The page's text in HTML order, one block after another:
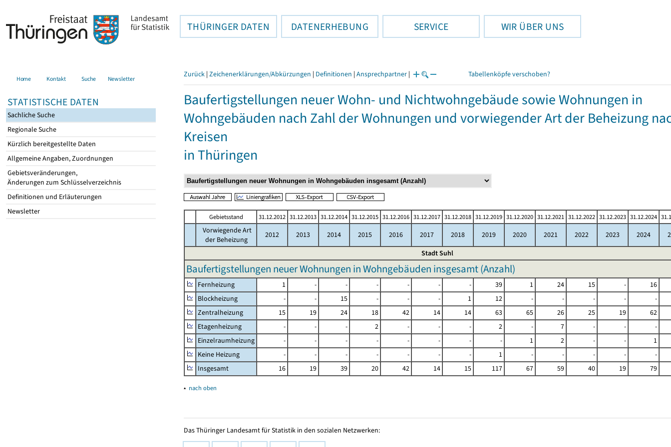
THÜRINGER DATEN DATENERHEBUNG SERVICE WIR ÜBER UNS
Home Kontakt Suche Newsletter
STATISTISCHE DATEN
Sachliche Suche
Regionale Suche
Kürzlich bereitgestellte Daten
Allgemeine Angaben, Zuordnungen
Gebietsveränderungen,
Änderungen zum Schlüsselverzeichnis
Definitionen und Erläuterungen
Newsletter
Zurück | Zeichenerklärungen/Abkürzungen | Definitionen | Ansprechpartner | Tabellenköpfe verschoben?
Baufertigstellungen neuer Wohn- und Nichtwohngebäude sowie Wohnungen in
Wohngebäuden nach Zahl der Wohnungen und vorwiegender Art der Beheizung
Kreisen
in Thüringen
Gebietsstand 31.12.2012 31.12.2013 31.12.2014 31.12.2015 31.12.2016 31.12.2017 31.12.2018 31.12.2019 31.12.2020 31.12.2021 31.12.2022 31.12.2023 31.12.2024
Vorwiegende Art
der Beheizung
2012 2013 2014 2015 2016 2017 2018 2019 2020 2021 2022 2023 2024
Stadt Suhl
Baufertigstellungen neuer Wohnungen in Wohngebäuden insgesamt (Anzahl)
Fernheizung 1 - - - - - - 39 1 24 15 -
16
Blockheizung
- - 15 - - - 1 12 - - - -
-
Zentralheizung
15 19 24 18 42 14 14 63 65 26 25 19
62
Etagenheizung
- - - 2 - - - 2 - 7 - -
-
Einzelraumheizung
- - - - - - - - 1 2 - -
1
Keine Heizung
- - - - - - - 1 - - - -
-
Insgesamt
16 19 39 20 42 14 15 117 67 59 40 19 79
▴ nach oben
Das Thüringer Landesamt für Statistik in den sozialen Netzwerken: